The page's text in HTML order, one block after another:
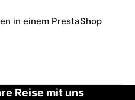
in einem PrestaShop
Reise mit uns